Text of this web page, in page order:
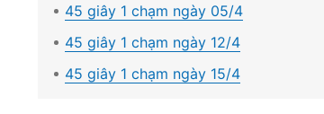
45 giây 1 chạm ngày 05/4
45 giây 1 chạm ngày 12/4
45 giây 1 chạm ngày 15/4